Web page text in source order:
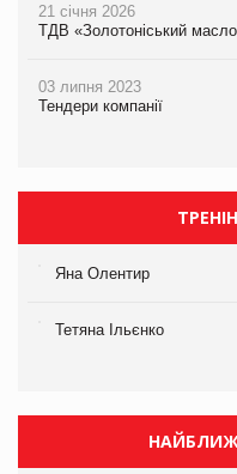
21 січня 2026
ТДВ «Золотоніський
03 липня 2023
Тендери компанії
Яна Олентир
Тетяна Ільєнко